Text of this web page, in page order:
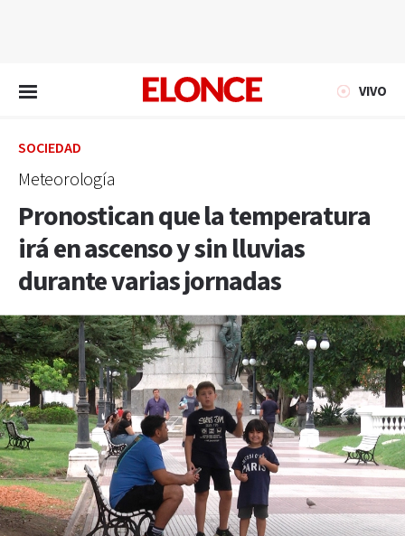
VIVO
SOCIEDAD
Meteorología
Pronostican que la temperatura
irá en ascenso y sin lluvias
durante varias jornadas